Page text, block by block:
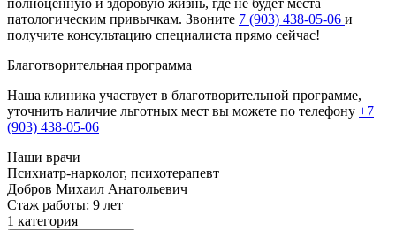
полноценную и здоровую жизнь, где не будет места
патологическим привычкам. Звоните 7 (903) 438-05-06 и
получите консультацию специалиста прямо сейчас!
Благотворительная программа
Наша клиника участвует в благотворительной программе,
уточнить наличие льготных мест вы можете по телефону +7
(903) 438-05-06
Наши врачи
Психиатр-нарколог, психотерапевт
Добров Михаил Анатольевич
Стаж работы: 9 лет
1 категория